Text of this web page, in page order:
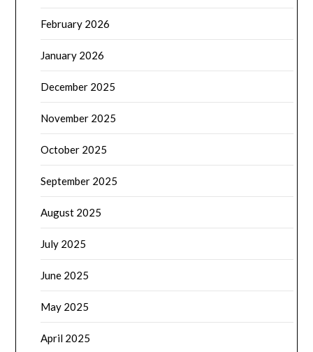
February 2026
January 2026
December 2025
November 2025
October 2025
September 2025
August 2025
July 2025
June 2025
May 2025
April 2025